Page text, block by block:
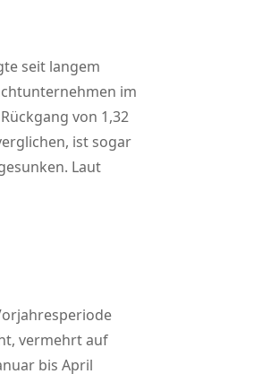
seit langem
im
von 1,32
ist sogar
Laut
vermehrt auf
bis April